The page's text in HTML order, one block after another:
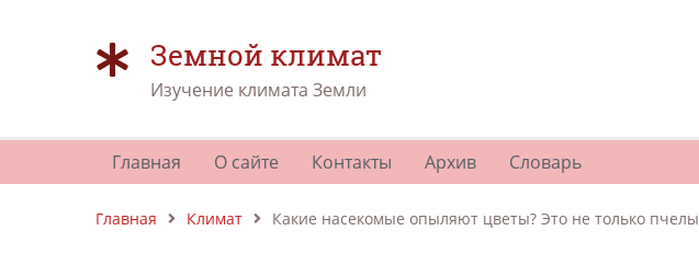
Земной климат
Изучение климата Земли
Главная О сайте Контакты Архив Словарь
Главная Климат Какие насекомые опыляют цветы? Это не только пчелы